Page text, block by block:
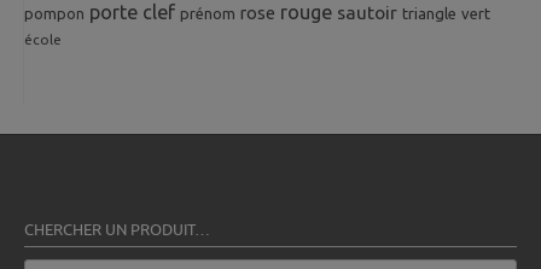
pompon porte clef prénom rose rouge sautoir triangle vert
école
CHERCHER UN PRODUIT…